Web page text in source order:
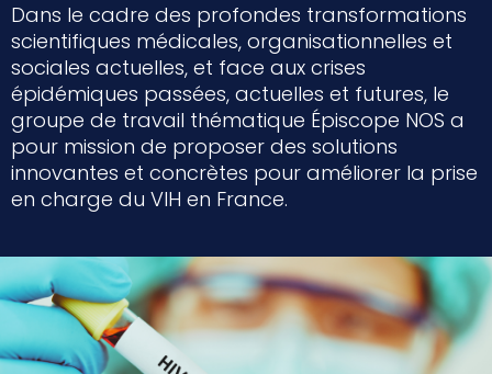
Dans le cadre des profondes transformations
scientifiques médicales, organisationnelles et
sociales actuelles, et face aux crises
épidémiques passées, actuelles et futures, le
groupe de travail thématique Épiscope NOS a
pour mission de proposer des solutions
innovantes et concrètes pour améliorer la prise
en charge du VIH en France.